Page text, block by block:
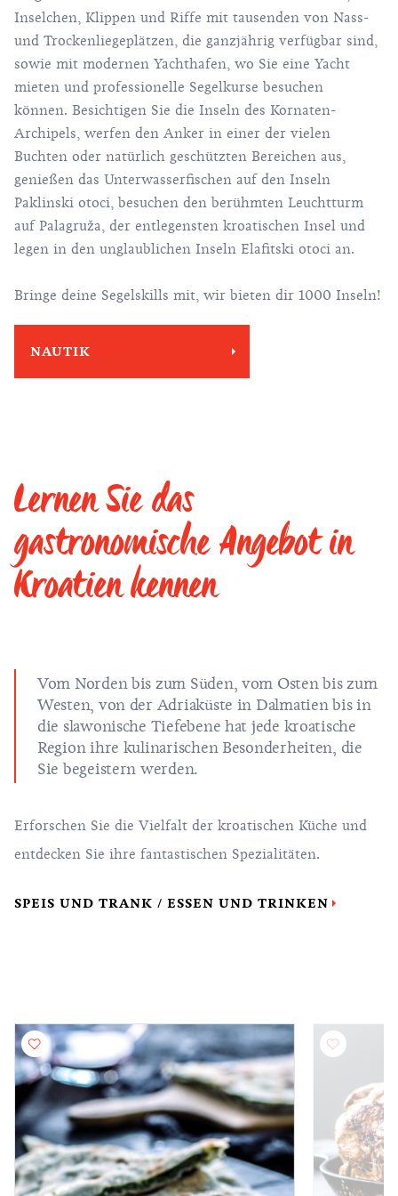
Inselchen, Klippen und Riffe mit tausenden von Nass-
und Trockenliegeplätzen, die ganzjährig verfügbar sind,
sowie mit modernen Yachthafen, wo Sie eine Yacht
mieten und professionelle Segelkurse besuchen
können. Besichtigen Sie die Inseln des Kornaten-
Archipels, werfen den Anker in einer der vielen
Buchten oder natürlich geschützten Bereichen aus,
genießen das Unterwasserfischen auf den Inseln
Paklinski otoci, besuchen den berühmten Leuchtturm
auf Palagruža, der entlegensten kroatischen Insel und
legen in den unglaublichen Inseln Elafitski otoci an.
Bringe deine Segelskills mit, wir bieten dir 1000 Inseln!
NAUTIK
Lernen Sie das
gastronomische Angebot in
Kroatien kennen
Vom Norden bis zum Süden, vom Osten bis zum
Westen, von der Adriaküste in Dalmatien bis in
die slawonische Tiefebene hat jede kroatische
Region ihre kulinarischen Besonderheiten, die
Sie begeistern werden.
Erforschen Sie die Vielfalt der kroatischen Küche und
entdecken Sie ihre fantastischen Spezialitäten.
SPEIS UND TRANK / ESSEN UND TRINKEN